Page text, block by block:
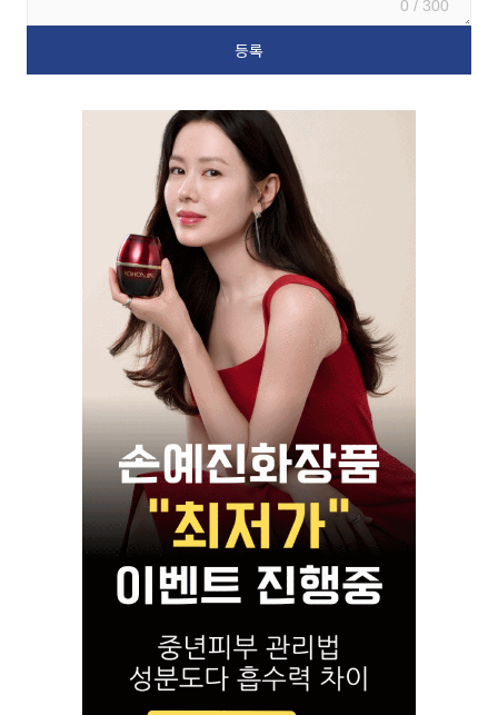
0 / 300